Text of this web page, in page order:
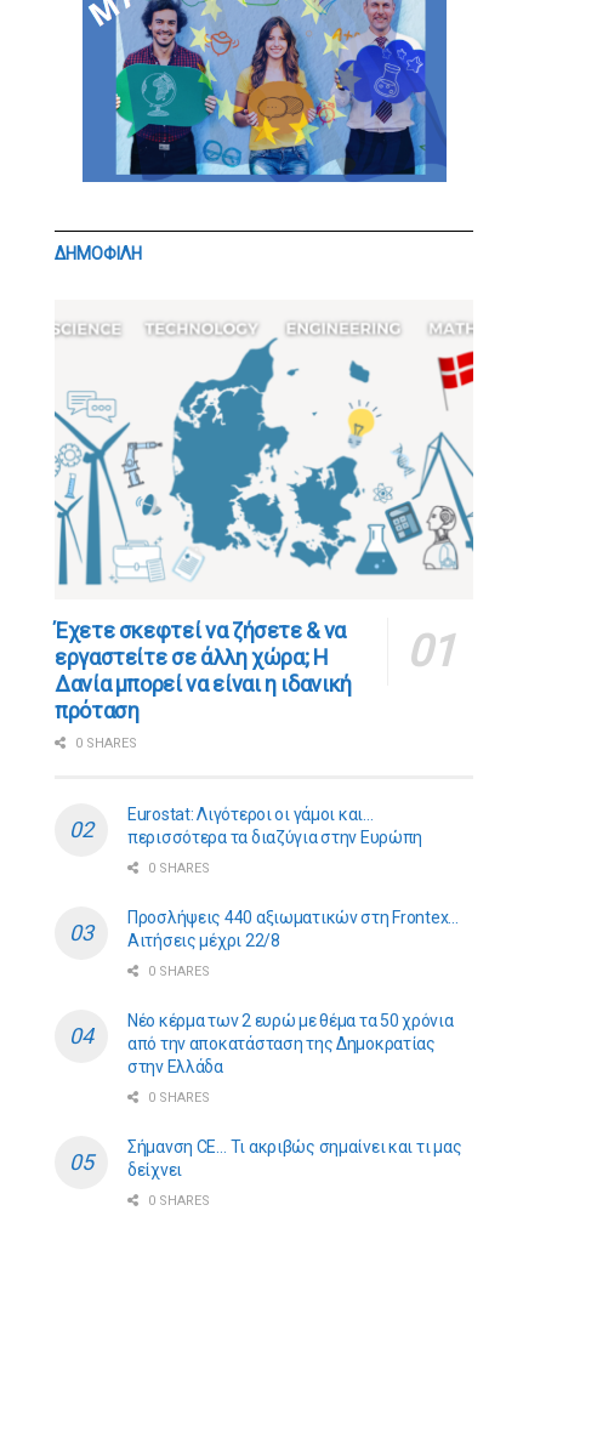
ΔΗΜΟΦΙΛΗ
​​Έχετε σκεφτεί να ζήσετε & να
εργαστείτε σε άλλη χώρα; Η
Δανία μπορεί να είναι η ιδανική
πρόταση
0 SHARES
Eurostat: Λιγότεροι οι γάμοι και…
περισσότερα τα διαζύγια στην Ευρώπη
0 SHARES
Προσλήψεις 440 αξιωματικών στη Frontex…
Αιτήσεις μέχρι 22/8
0 SHARES
Νέο κέρμα των 2 ευρώ με θέμα τα 50 χρόνια
από την αποκατάσταση της Δημοκρατίας
στην Ελλάδα
0 SHARES
Σήμανση CE… Τι ακριβώς σημαίνει και τι μας
δείχνει
0 SHARES